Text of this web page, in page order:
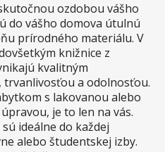
ozdobou vášho
do vášho domova útulnú
prírodného materiálu. V
knižnice z
kvalitným
trvanlivosťou a odolnosťou.
s lakovanou alebo
je to len na vás.
sú ideálne do každej
alebo študentskej izby.